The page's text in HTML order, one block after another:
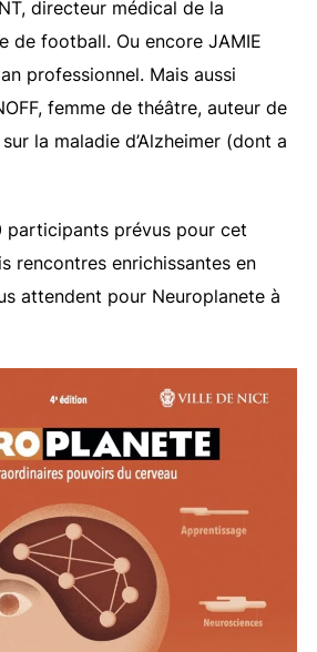
directeur médical de la
de football. Ou encore JAMIE
professionnel. Mais aussi
femme de théâtre, auteur de
la maladie d’Alzheimer (dont a
prévus pour cet
rencontres enrichissantes en
attendent pour Neuroplanete à